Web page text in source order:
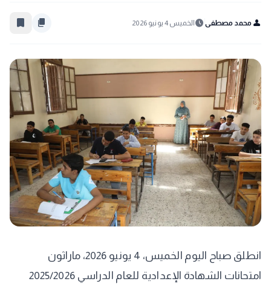
person محمد مصطفى schedule الخميس 4 يونيو 2026 content_copy
bookmark_border
​انطلق صباح اليوم الخميس، 4 يونيو 2026، ماراثون
امتحانات الشهادة الإعدادية للعام الدراسي 2025/2026